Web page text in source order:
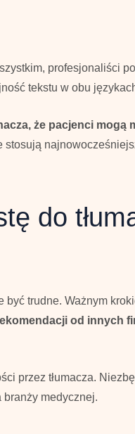
profesjonaliści
tekstu w obu
że pacjenci mogą
stosują
do
trudne. Ważnym
od innych
przez tłumacza.
medycznej.